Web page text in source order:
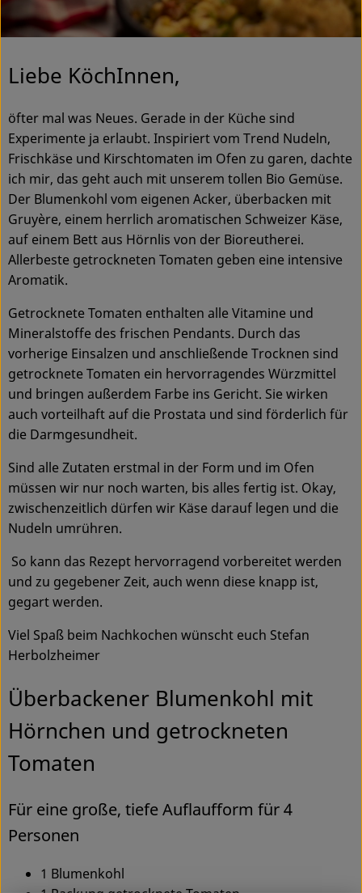
Ökokisten
Kühltheke
Backwaren
Haltbares
Getränke
Drogerie
So geht's
Über uns
Blog & Aktuelles
Service
Liebe KöchInnen,
öfter mal was Neues. Gerade in der Küche sind
Experimente ja erlaubt. Inspiriert vom Trend Nudeln,
Frischkäse und Kirschtomaten im Ofen zu garen, dachte
ich mir, das geht auch mit unserem tollen Bio Gemüse.
Der Blumenkohl vom eigenen Acker, überbacken mit
Gruyère, einem herrlich aromatischen Schweizer Käse,
auf einem Bett aus Hörnlis von der Bioreutherei.
Allerbeste getrockneten Tomaten geben eine intensive
Aromatik.
Getrocknete Tomaten enthalten alle Vitamine und
Mineralstoffe des frischen Pendants. Durch das
vorherige Einsalzen und anschließende Trocknen sind
getrocknete Tomaten ein hervorragendes Würzmittel
und bringen außerdem Farbe ins Gericht. Sie wirken
auch vorteilhaft auf die Prostata und sind förderlich für
die Darmgesundheit.
Sind alle Zutaten erstmal in der Form und im Ofen
müssen wir nur noch warten, bis alles fertig ist. Okay,
zwischenzeitlich dürfen wir Käse darauf legen und die
Nudeln umrühren.
So kann das Rezept hervorragend vorbereitet werden
und zu gegebener Zeit, auch wenn diese knapp ist,
gegart werden.
Viel Spaß beim Nachkochen wünscht euch Stefan
Herbolzheimer
Überbackener Blumenkohl mit
Hörnchen und getrockneten
Tomaten
Für eine große, tiefe Auflaufform für 4
Personen
1 Blumenkohl